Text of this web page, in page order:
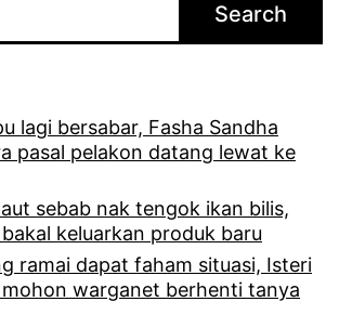
Search
lagi bersabar, Fasha Sandha
pasal pelakon datang lewat ke
sebab nak tengok ikan bilis,
keluarkan produk baru
ramai dapat faham situasi, Isteri
warganet berhenti tanya